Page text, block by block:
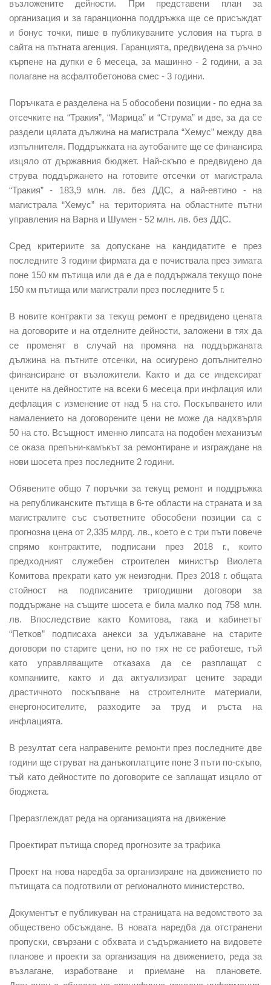
възложените дейности. При представени план за
организация и за гаранционна поддръжка ще се присъждат
и бонус точки, пише в публикуваните условия на търга в
сайта на пътната агенция. Гаранцията, предвидена за ръчно
кърпене на дупки е 6 месеца, за машинно - 2 години, а за
полагане на асфалтобетонова смес - 3 години.
Поръчката е разделена на 5 обособени позиции - по една за
отсечките на “Тракия”, “Марица” и “Струма” и две, за да се
раздели цялата дължина на магистрала “Хемус” между два
изпълнителя. Поддръжката на аутобаните ще се финансира
изцяло от държавния бюджет. Най-скъпо е предвидено да
струва поддържането на готовите отсечки от магистрала
“Тракия” - 183,9 млн. лв. без ДДС, а най-евтино - на
магистрала “Хемус” на територията на областните пътни
управления на Варна и Шумен - 52 млн. лв. без ДДС.
Сред критериите за допускане на кандидатите е през
последните 3 години фирмата да е почиствала през зимата
поне 150 км пътища или да е да е поддържала текущо поне
150 км пътища или магистрали през последните 5 г.
В новите контракти за текущ ремонт е предвидено цената
на договорите и на отделните дейности, заложени в тях да
се променят в случай на промяна на поддържаната
дължина на пътните отсечки, на осигурено допълнително
финансиране от възложители. Както и да се индексират
цените на дейностите на всеки 6 месеца при инфлация или
дефлация с изменение от над 5 на сто. Поскъпването или
намалението на договорените цени не може да надхвърля
50 на сто. Всъщност именно липсата на подобен механизъм
се оказа препъни-камъкът за ремонтиране и изграждане на
нови шосета през последните 2 години.
Обявените общо 7 поръчки за текущ ремонт и поддръжка
на републиканските пътища в 6-те области на страната и за
магистралите със съответните обособени позиции са с
прогнозна цена от 2,335 млрд. лв., което е с три пъти повече
спрямо контрактите, подписани през 2018 г., които
предходният служебен строителен министър Виолета
Комитова прекрати като уж неизгодни. През 2018 г. общата
стойност на подписаните тригодишни договори за
поддържане на същите шосета е била малко под 758 млн.
лв. Впоследствие както Комитова, така и кабинетът
“Петков” подписаха анекси за удължаване на старите
договори по старите цени, но по тях не се работеше, тъй
като управляващите отказаха да се разплащат с
компаниите, както и да актуализират цените заради
драстичното поскъпване на строителните материали,
енергоносителите, разходите за труд и ръста на
инфлацията.
В резултат сега направените ремонти през последните две
години ще струват на данъкоплатците поне 3 пъти по-скъпо,
тъй като дейностите по договорите се заплащат изцяло от
бюджета.
Преразглеждат реда на организацията на движение
Проектират пътища според прогнозите за трафика
Проект на нова наредба за организиране на движението по
пътищата са подготвили от регионалното министерство.
Документът е публикуван на страницата на ведомството за
обществено обсъждане. В новата наредба да отстранени
пропуски, свързани с обхвата и съдържанието на видовете
планове и проекти за организация на движението, реда за
възлагане, изработване и приемане на плановете.